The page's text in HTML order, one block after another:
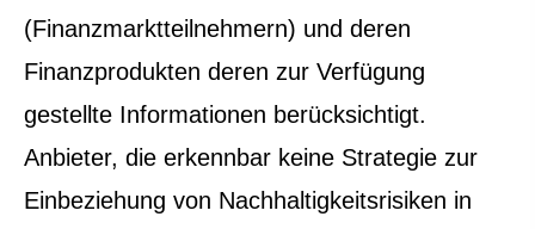
(Finanzmarktteilnehmern) und deren
Finanzprodukten deren zur Verfügung
gestellte Informationen berücksichtigt.
Anbieter, die erkennbar keine Strategie zur
Einbeziehung von Nachhaltigkeitsrisiken in